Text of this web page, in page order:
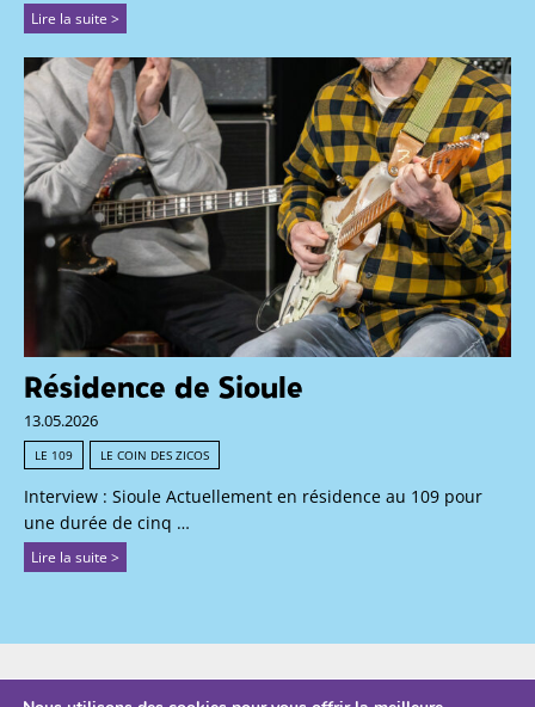
Lire la suite >
Résidence de Sioule
13.05.2026
LE 109 LE COIN DES ZICOS
Interview : Sioule Actuellement en résidence au 109 pour
une durée de cinq …
Lire la suite >